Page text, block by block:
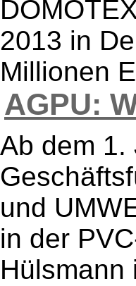
2013 in
Millionen
AGPU:
Ab dem 1.
und
in der
Hülsmann